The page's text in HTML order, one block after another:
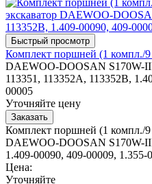
Комплект поршней (1 компл./
DAEWOO-DOOSAN S170W-
113351, 113352A, 113352B,
00005
Уточняйте цену
Комплект поршней (1 компл./9
DAEWOO-DOOSAN S170W-
1.409-00090, 409-00009, 1.355-
Цена:
Уточняйте